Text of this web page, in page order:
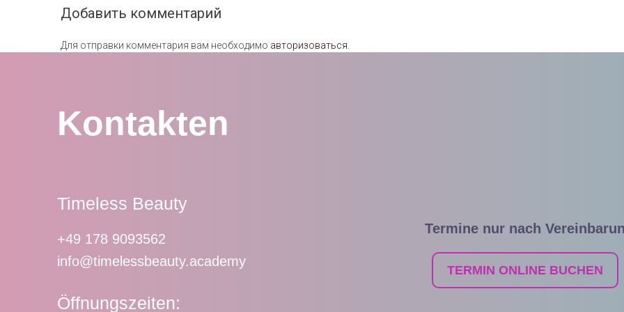
Добавить комментарий
Для отправки комментария вам необходимо авторизоваться
Kontakten
Timeless Beauty
+49 178 9093562
info@timelessbeauty.academy
Öffnungszeiten:
Termine nur nach
TERMIN ONLINE BUCHEN